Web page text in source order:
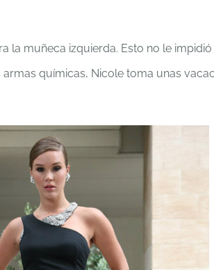
la muñeca izquierda. Esto no le
químicas, Nicole toma unas